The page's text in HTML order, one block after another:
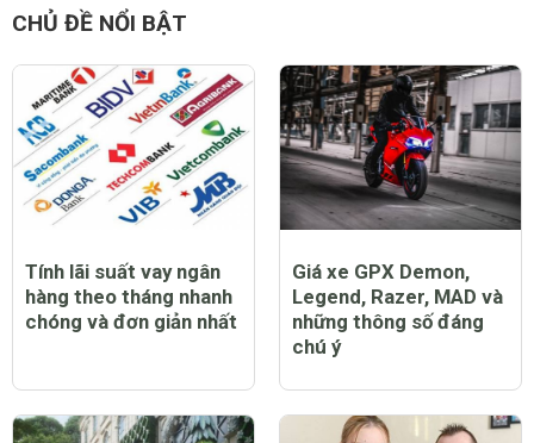
CHỦ ĐỀ NỔI BẬT
Tính lãi suất vay ngân
hàng theo tháng nhanh
chóng và đơn giản nhất
Giá xe GPX Demon,
Legend, Razer, MAD và
những thông số đáng
chú ý